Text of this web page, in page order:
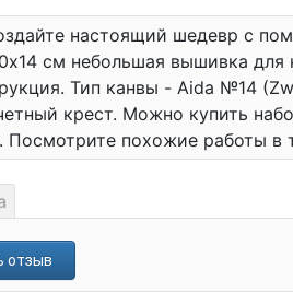
настоящий шедевр с
см небольшая вышивка
Тип канвы - Aida №14
крест. Можно купить
Посмотрите похожие работы в
отзыв